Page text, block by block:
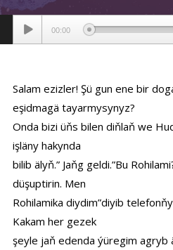
Аудиоплеер
00:00
Salam ezizler! Şü gun ene bir
eşidmagä tayarmysynyz?
Onda bizi üňs bilen diňlaň we
işläny hakynda
bilib älyň.” Jaňg geldi.”Bu
düşuptirin. Men
Rohilamika diydim”diyib
Kakam her gezek
şeyle jaň edenda ýüregim agryb